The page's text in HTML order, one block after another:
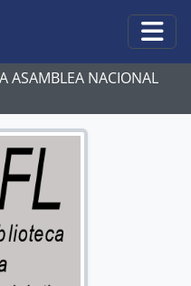
ASAMBLEA NACIONAL